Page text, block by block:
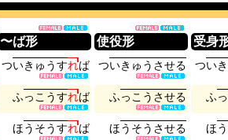
〜ば形 使役形 受身
ついき ゅ うすれば ついき ゅ う させる ついき
ふっ こ うすれば ふっ こ う させる ふっ
ほう そうすれば ほう そう させる ほう